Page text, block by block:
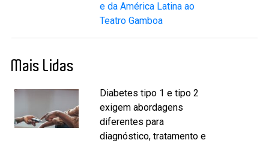
e da América Latina ao
Teatro Gamboa
Mais Lidas
Diabetes tipo 1 e tipo 2
exigem abordagens
diferentes para
diagnóstico, tratamento e